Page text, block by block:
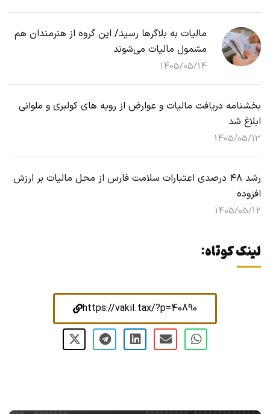
مالیات به بلاگرها رسید/ این گروه از هنرمندان هم
مشمول مالیات می‌شوند
1405/05/14
بخشنامه دریافت مالیات و عوارض از رویه های کولبری و ملوانی
ابلاغ شد
1405/05/13
رشد ۴۸ درصدی اعتبارات سلامت فارس از محل مالیات بر ارزش
افزوده
1405/05/12
لینک کوتاه:
https://vakil.tax/?p=40890